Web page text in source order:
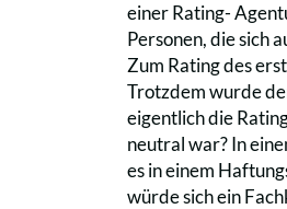
einer Rating-
Personen, die sich
Zum Rating des
Trotzdem wurde
eigentlich die
neutral war? In
es in einem
würde sich ein